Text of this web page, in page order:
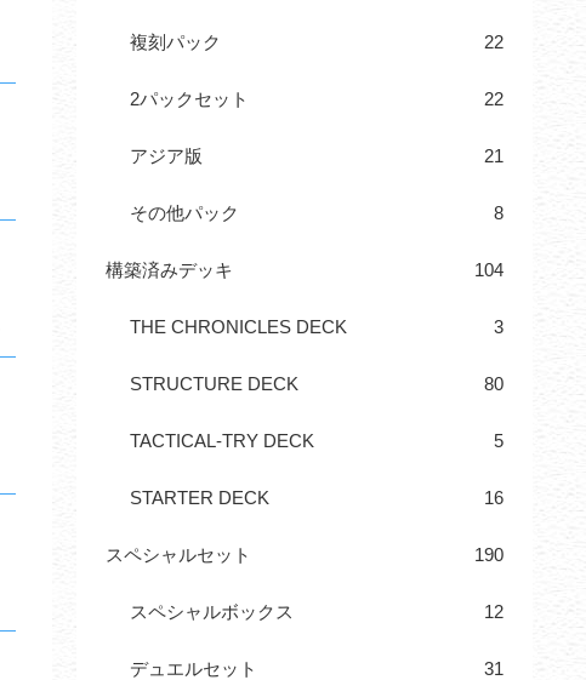
複刻パック 22
2パックセット 22
アジア版 21
その他パック 8
構築済みデッキ 104
THE CHRONICLES DECK 3
STRUCTURE DECK 80
TACTICAL-TRY DECK 5
STARTER DECK 16
スペシャルセット 190
スペシャルボックス 12
デュエルセット 31